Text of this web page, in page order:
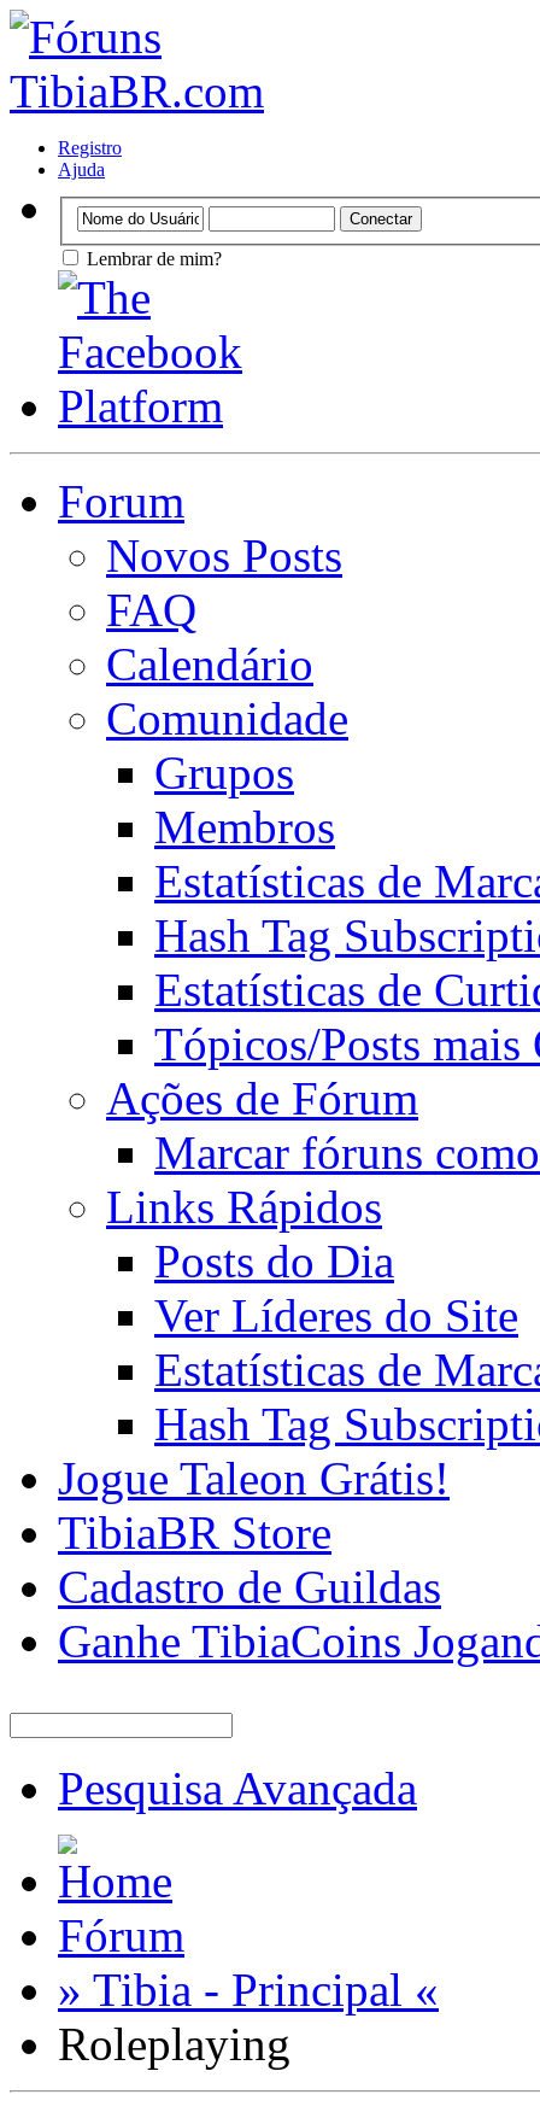
Registro
Ajuda
Lembrar de mim?
Forum
Novos Posts
FAQ
Calendário
Comunidade
Grupos
Membros
Estatísticas de
Hash Tag
Estatísticas de
Tópicos/Posts mais
Ações de Fórum
Marcar fóruns
Links Rápidos
Posts do Dia
Ver Líderes do Site
Estatísticas de
Hash Tag
Jogue Taleon Grátis!
TibiaBR Store
Cadastro de Guildas
Ganhe TibiaCoins
Pesquisa Avançada
Fórum
» Tibia - Principal «
Roleplaying